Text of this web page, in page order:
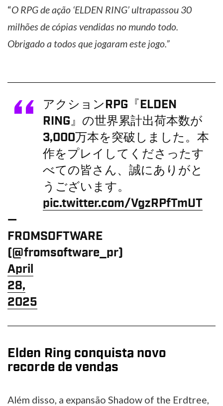
“O RPG de ação ‘ELDEN RING’ ultrapassou 30
milhões de cópias vendidas no mundo todo.
Obrigado a todos que jogaram este jogo.”
アクションRPG『ELDEN
RING』の世界累計出荷本数が
3,000万本を突破しました。本
作をプレイしてくださったす
べての皆さん、誠にありがと
うございます。
pic.twitter.com/VgzRPfTmUT
—
FROMSOFTWARE
(@fromsoftware_pr)
April
28,
2025
Elden Ring conquista novo
recorde de vendas
Além disso, a expansão Shadow of the Erdtree,